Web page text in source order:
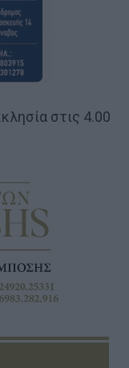
στις 4.00